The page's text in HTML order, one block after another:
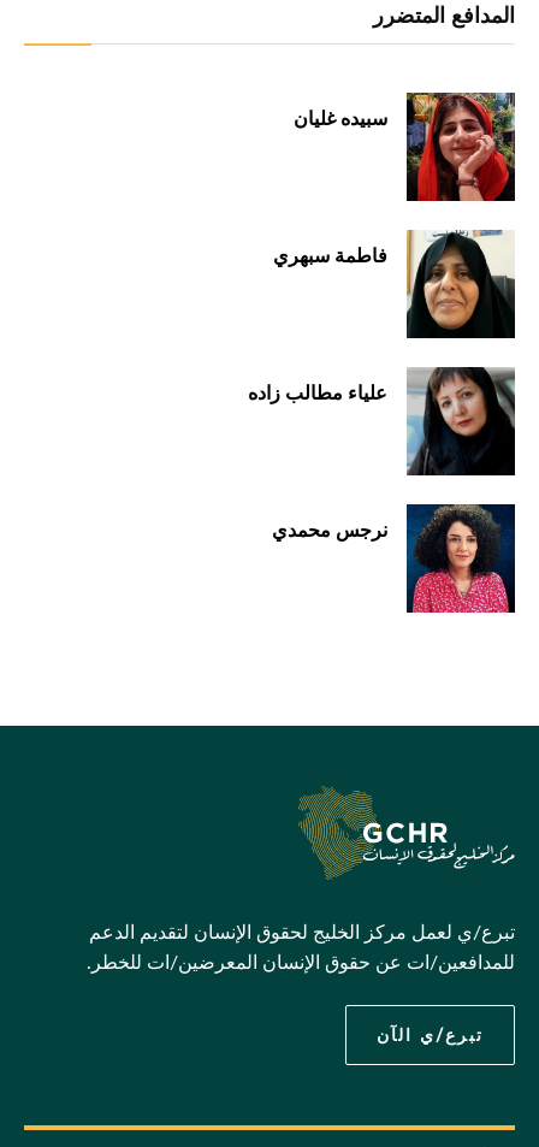
المدافع المتضرر
سبيده غليان
فاطمة سبهري
علياء مطالب زاده
نرجس محمدي
تبرع/ي لعمل مركز الخليج لحقوق الإنسان لتقديم الدعم
للمدافعين/ات عن حقوق الإنسان المعرضين/ات للخطر.
تبرع/ي الآن